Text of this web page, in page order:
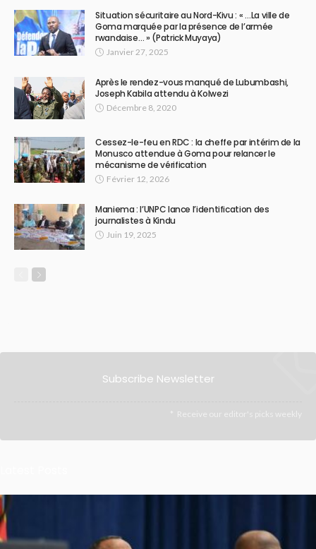
Situation sécuritaire au Nord-Kivu : « …La ville de
Goma marquée par la présence de l’armée
rwandaise… » (Patrick Muyaya)
Janvier 27, 2025
Après le rendez-vous manqué de Lubumbashi,
Joseph Kabila attendu à Kolwezi
Décembre 8, 2020
Cessez-le-feu en RDC : la cheffe par intérim de la
Monusco attendue à Goma pour relancer le
mécanisme de vérification
Février 12, 2026
Maniema : l’UNPC lance l’identification des
journalistes à Kindu
Juin 19, 2025
Subscribe Newsletter
Receive our editor's picks weekly